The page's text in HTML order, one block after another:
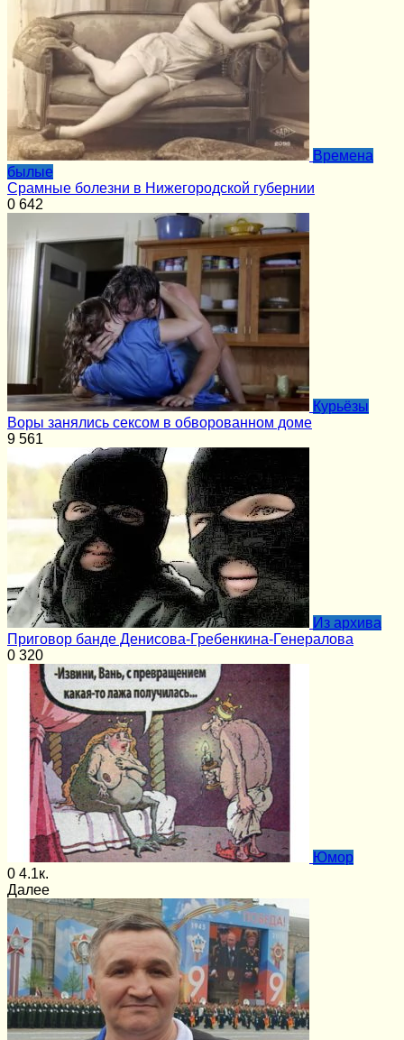
Времена
былые
Срамные болезни в Нижегородской губернии
0 642
Курьёзы
Воры занялись сексом в обворованном доме
9 561
Из архива
Приговор банде Денисова-Гребенкина-Генералова
0 320
Юмор
0 4.1к.
Далее